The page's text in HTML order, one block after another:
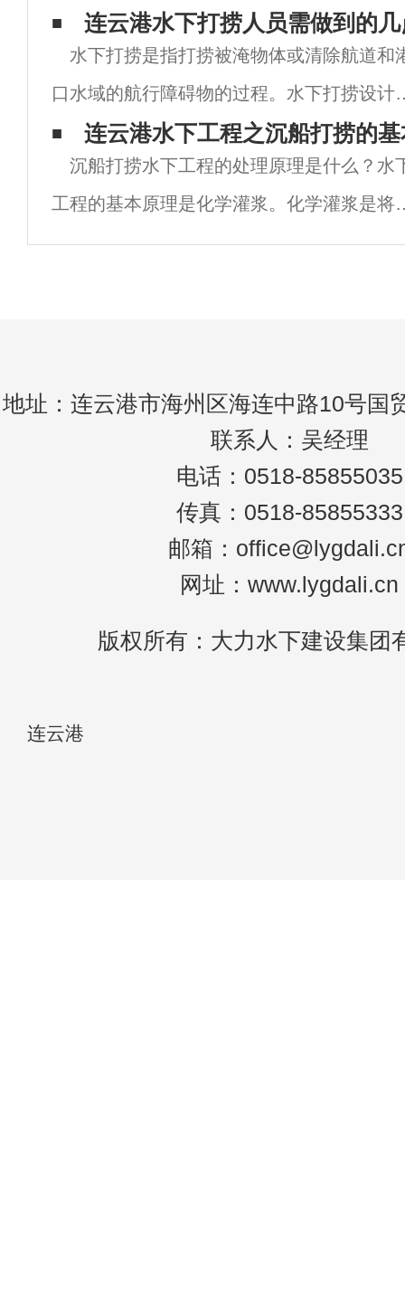
石绳锯切割不受切割物尺寸的限制，可以在
切口平直，无需后续工序，对建筑结构影响
连云港水下打捞人员需做到的
水下打捞是指打捞被淹物体或清除航道和
口水域的航行障碍物的过程。水下打捞设计
量。潜水。堵塞。水下爆破。水下切割和水
焊接技术是一项非常全面的技术。由于其工
性质和位置的特殊性，水下打捞的风险系数
高
连云港水下工程之沉船打捞的
沉船打捞水下工程的处理原理是什么？水
工程的基本原理是化学灌浆。化学灌浆是将
力聚合物材料注入建筑结构裂缝中，使灌浆
地址：连云港市海州区海连中路10号国
联系人：吴经理
电话：0518-85855035
传真：0518-85855333
邮箱：
网址：www.lygdali.cn
版权所有：大力水下建设集团
连云港